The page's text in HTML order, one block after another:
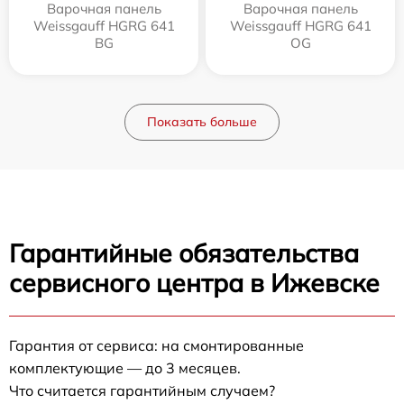
Варочная панель
Weissgauff HGRG 641
BG
Варочная панель
Weissgauff HGRG 641
OG
Показать больше
Гарантийные обязательства
сервисного центра в Ижевске
Гарантия от сервиса: на смонтированные
комплектующие — до 3 месяцев.
Что считается гарантийным случаем?